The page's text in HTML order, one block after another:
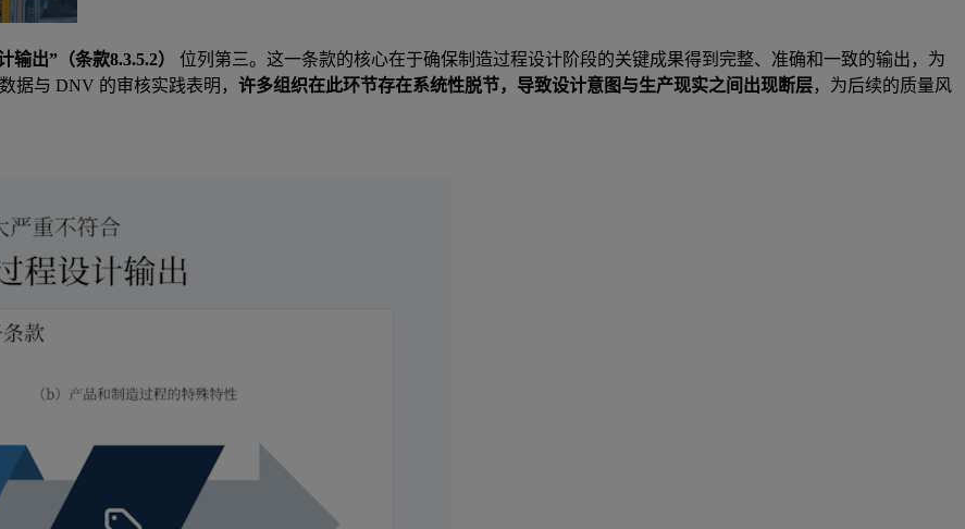
输出”（条款8.3.5.2）
位列第三。这一条款的核心在于确保制造过程设计阶段的关键成果得到完整、准确和一致的输出，为
据与 DNV 的审核实践表明， 许多组织在此环节存在系统性脱节，导致设计意图与生产现实之间出现断层，为后续的质量风